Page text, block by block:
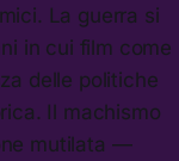
La guerra si
in cui film come
delle politiche
Il machismo
mutilata —